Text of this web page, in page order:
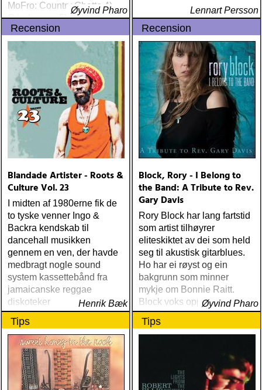
MoFro: Country Ghetto 4)
Grinderman 5) Heavy
Trash: Going Out With
Heavy Trash 6) The Sadies:
New Seasons 7) Nick
Lowe: At My Age 8) Porter
Wagoner: Wagonmaster 9)
Omar Dykes & Jimmie
Vaughan: The Jimmy Reed
Highway 10) Sharon Jones
& The Dap-Kings: 100
Days & 100 Nights 11)
Doyle Bramhall: Is It News
Made In the Shade 13)
Brian Setzer: Wolfgang’s
Big Night Out 14)
Watermelon Slim & The
Workers: The Wheelman
Øyvind Pharo 2006 1
Øyvind Pharo Lennart Persson
Recension
Blandade Artister - Roots &
Culture Vol. 23
I midten af 1980erne fik de
to tyske venner Ingo &
Backra kendskab til
dancehall musikken
gennem en ven, der havde
medbragt nogle sound
system kassettebånd fra
jamaicanske reggae
diskoteker
Henrik Bæk
Recension
Block, Rory - I Belong to
the Band: A Tribute to Rev.
Gary Davis
Rory Block har lang fartstid
som artist tilhøyrer
eliteskiktet av dei som held
seg til akustisk gitarblues.
Ho har ei røyst og ein
bakgrunn som minner
mykje om Bonnie Raitt.
Block voks opp i ein
bohemfamilie på Manhattan
og femten år gamal dro ho
Øyvind Pharo
Tips Tips